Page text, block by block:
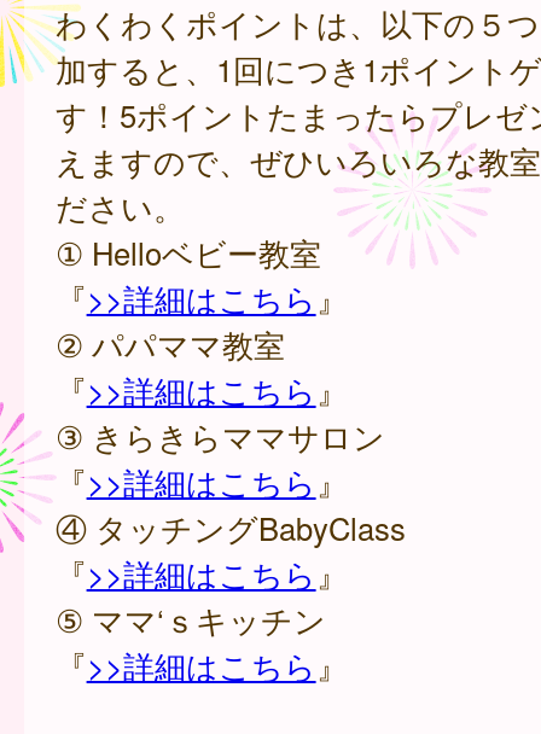
わくわくポイントは、以下の５
加すると、1回につき1ポイント
す！5ポイントたまったらプレゼ
えますので、ぜひいろいろな教
ださい。
① Helloベビー教室
『>>詳細はこちら 』
② パパママ教室
『>>詳細はこちら 』
③ きらきらママサロン
『>>詳細はこちら 』
④ タッチングBabyClass
『>>詳細はこちら 』
⑤ ママ‘ｓキッチン
『>>詳細はこちら 』